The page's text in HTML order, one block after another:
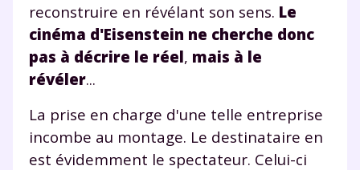
reconstruire en révélant son sens. Le
cinéma d'Eisenstein ne cherche donc
pas à décrire le réel, mais à le
révéler...
La prise en charge d'une telle entreprise
incombe au montage. Le destinataire en
est évidemment le spectateur. Celui-ci